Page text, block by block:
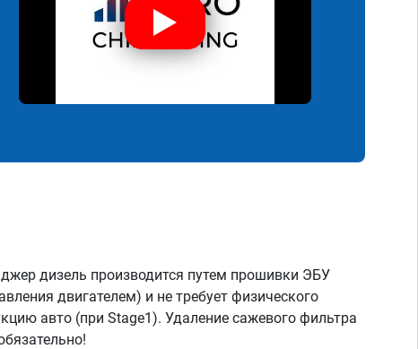
дизель производится путем прошивки ЭБУ
двигателем) и не требует физического
авто (при Stage1). Удаление сажевого фильтра